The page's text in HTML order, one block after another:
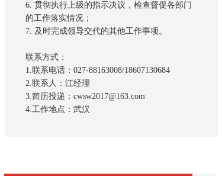
6. 贯彻执行上级的指示决议，检查督促各部门
的工作落实情况；
7. 及时完成领导交代的其他工作事项。
联系方式：
1.联系电话：027-88163008/18607130684
2.联系人：江经理
3.简历投递：cwsw2017@163.com
4.工作地点：武汉